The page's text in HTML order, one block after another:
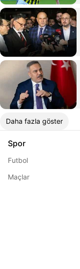
Daha fazla göster
Spor
Futbol
Maçlar